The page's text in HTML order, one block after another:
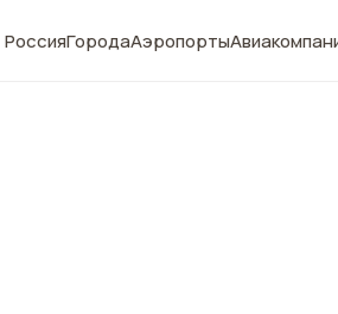
РоссияГородаАэропорты